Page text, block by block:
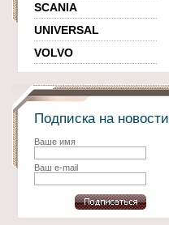
SCANIA
UNIVERSAL
VOLVO
Подписка на новости
Ваше имя
Ваш e-mail